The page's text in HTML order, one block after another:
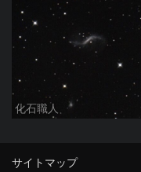
化石職人
サイトマップ